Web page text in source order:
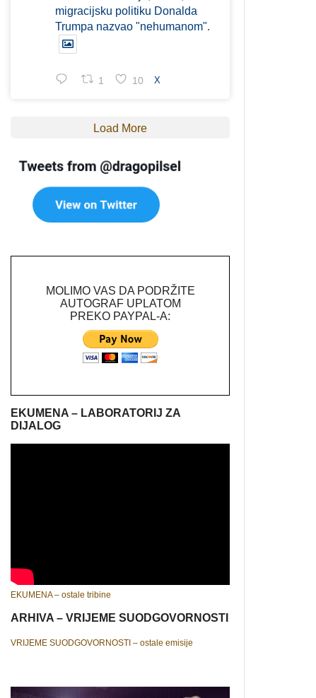
migracijsku politiku Donalda
Trumpa nazvao "nehumanom".
1 10 X
Load More
MOLIMO VAS DA PODRŽITE
AUTOGRAF UPLATOM
PREKO PAYPAL-A:
EKUMENA – LABORATORIJ ZA
DIJALOG
EKUMENA – ostale tribine
ARHIVA – VRIJEME SUODGOVORNOSTI
VRIJEME SUODGOVORNOSTI – ostale emisije